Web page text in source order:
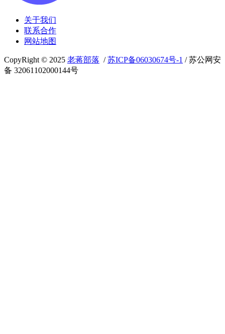
关于我们
联系合作
网站地图
CopyRight © 2025 老蒋部落 /苏ICP备06030674号-1 / 苏公网安
备 32061102000144号